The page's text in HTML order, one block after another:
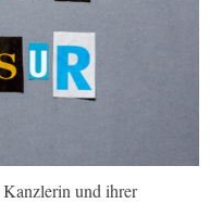
und ihrer